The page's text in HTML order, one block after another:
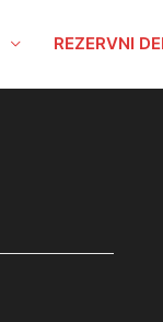
REZERVNI